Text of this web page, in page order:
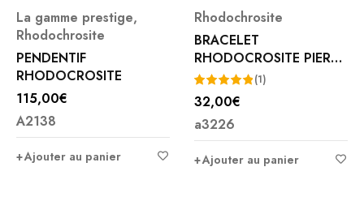
La gamme prestige,
Rhodochrosite
PENDENTIF
RHODOCROSITE
115,00€
A2138
Ajouter au panier
Rhodochrosite
BRACELET
RHODOCROSITE PIERRE
ROULEE
Note5.00
sur 5
(1)
32,00€
a3226
Ajouter au panier